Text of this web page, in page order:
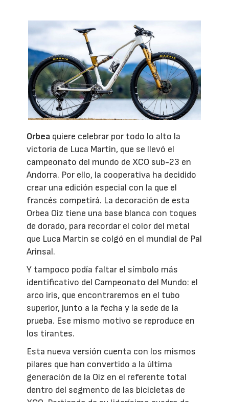
Orbea quiere celebrar por todo lo alto la
victoria de Luca Martin, que se llevó el
campeonato del mundo de XCO sub-23 en
Andorra. Por ello, la cooperativa ha decidido
crear una edición especial con la que el
francés competirá. La decoración de esta
Orbea Oiz tiene una base blanca con toques
de dorado, para recordar el color del metal
que Luca Martin se colgó en el mundial de Pal
Arinsal.
Y tampoco podía faltar el símbolo más
identificativo del Campeonato del Mundo: el
arco iris, que encontraremos en el tubo
superior, junto a la fecha y la sede de la
prueba. Ese mismo motivo se reproduce en
los tirantes.
Esta nueva versión cuenta con los mismos
pilares que han convertido a la última
generación de la Oiz en el referente total
dentro del segmento de las bicicletas de